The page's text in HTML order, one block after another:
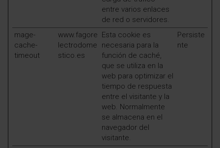
entre varios enlaces
de red o servidores.
mage-
cache-
timeout
www.fagore
lectrodome
stico.es
Esta cookie es
necesaria para la
función de caché,
que se utiliza en la
web para optimizar el
tiempo de respuesta
entre el visitante y la
web. Normalmente
se almacena en el
navegador del
visitante.
Persiste
nte